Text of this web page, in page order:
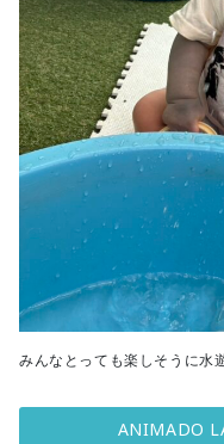
みんなとっても楽しそうに水
ANIMADO